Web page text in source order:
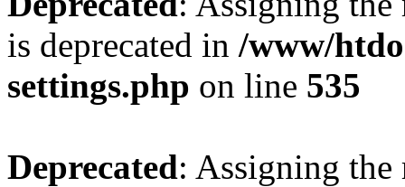
is deprecated in /www/
settings.php on line 535
Deprecated: Assigning the